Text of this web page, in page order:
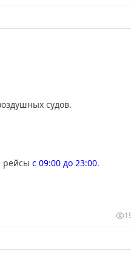
судов.
рейсы с 09:00 до 23:00.